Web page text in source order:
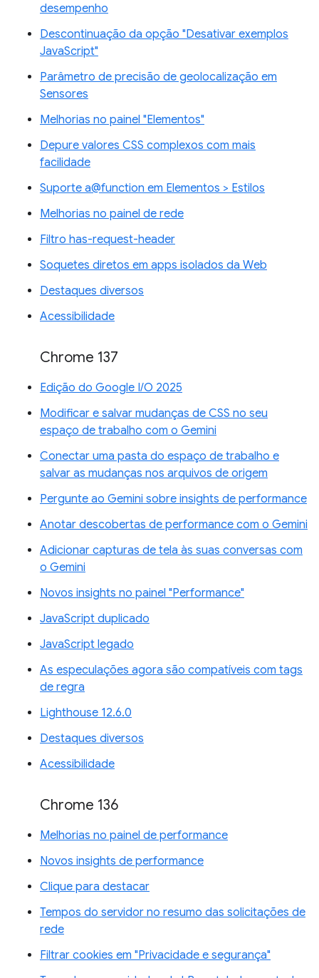
desempenho
Descontinuação da opção "Desativar exemplos
JavaScript"
Parâmetro de precisão de geolocalização em
Sensores
Melhorias no painel "Elementos"
Depure valores CSS complexos com mais
facilidade
Suporte a@function em Elementos > Estilos
Melhorias no painel de rede
Filtro has-request-header
Soquetes diretos em apps isolados da Web
Destaques diversos
Acessibilidade
Chrome 137
Edição do Google I/O 2025
Modificar e salvar mudanças de CSS no seu
espaço de trabalho com o Gemini
Conectar uma pasta do espaço de trabalho e
salvar as mudanças nos arquivos de origem
Pergunte ao Gemini sobre insights de performance
Anotar descobertas de performance com o Gemini
Adicionar capturas de tela às suas conversas com
o Gemini
Novos insights no painel "Performance"
JavaScript duplicado
JavaScript legado
As especulações agora são compatíveis com tags
de regra
Lighthouse 12.6.0
Destaques diversos
Acessibilidade
Chrome 136
Melhorias no painel de performance
Novos insights de performance
Clique para destacar
Tempos do servidor no resumo das solicitações de
rede
Filtrar cookies em "Privacidade e segurança"